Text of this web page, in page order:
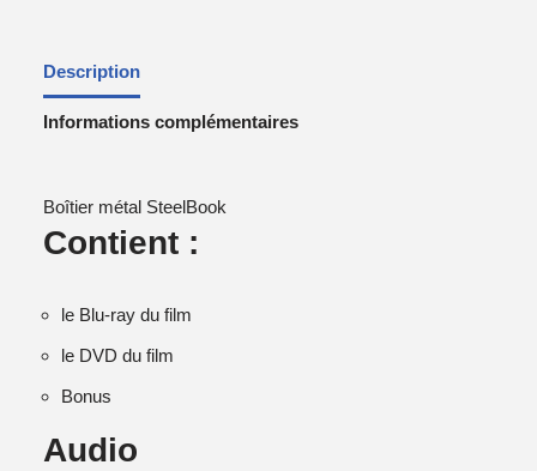
Description
Informations complémentaires
Boîtier métal SteelBook
Contient :
le Blu-ray du film
le DVD du film
Bonus
Audio